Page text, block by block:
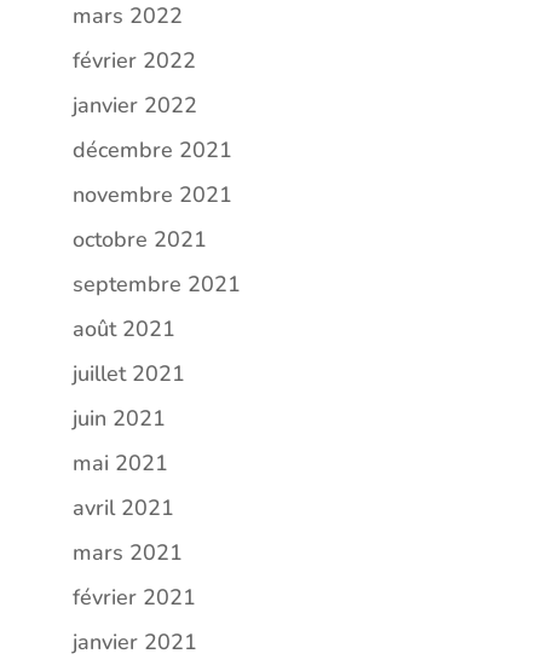
mars 2022
février 2022
janvier 2022
décembre 2021
novembre 2021
octobre 2021
septembre 2021
août 2021
juillet 2021
juin 2021
mai 2021
avril 2021
mars 2021
février 2021
janvier 2021